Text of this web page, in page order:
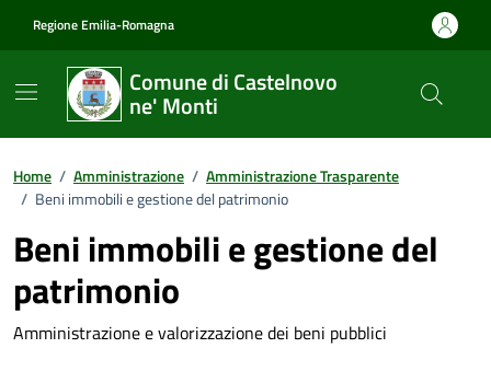
Regione Emilia-Romagna
Comune di Castelnovo
ne' Monti
Home / Amministrazione / Amministrazione Trasparente
/ Beni immobili e gestione del patrimonio
Beni immobili e gestione del
patrimonio
Amministrazione e valorizzazione dei beni pubblici